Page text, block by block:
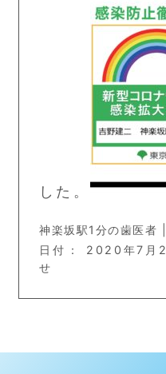
した。
神楽坂駅1分の歯医者
日付： 2020年7月
せ